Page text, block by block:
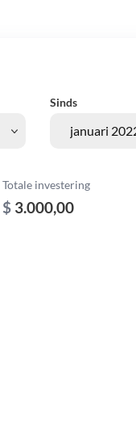
Sinds
Totale investering
$ 3.000,00